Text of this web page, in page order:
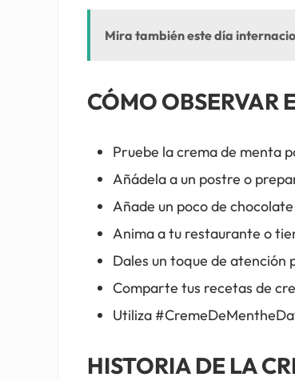
Mira también este día
CÓMO OBSERVAR
Pruebe la crema de menta
Añádela a un postre o
Añade un poco de
Anima a tu restaurante o
Dales un toque de atención
Comparte tus recetas de
Utiliza
HISTORIA DE LA